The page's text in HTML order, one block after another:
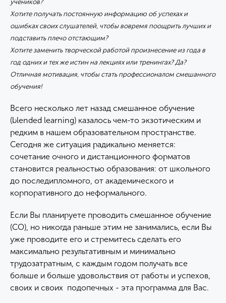
Хотите получать постоянную информацию об успехах и
ошибкахсвоих слушателей, чтобы вовремя поощрить лучших и
подставить плечо отстающим?
Хотите заменить творческой работой произнесение из года в
год одних и тех же истин на лекциях или тренингах? Да?
Отличная мотивация, чтобы стать профессионалом смешанного
обучения!
Всего несколько лет назад смешанное обучение
(blended learning) казалось чем-то экзотическим и
редким в нашем образовательном пространстве.
Сегодня же ситуация радикально меняется:
сочетание очного и дистанционного форматов
становится реальностью образования: от школьного
до последипломного, от академического и
корпоративного до неформального.
Если Вы планируете проводить смешанное обучение
(СО), но никогда раньше этим не занимались, если Вы
уже проводите его и стремитесь сделать его
максимально результативным и минимально
трудозатратным, с каждым годом получать все
больше и больше удовольствия от работы и успехов,
своих и своих подопечных - эта программа для Вас.